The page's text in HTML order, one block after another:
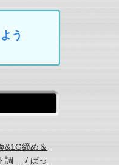
う
&1G締め＆
...
/ ぱっ